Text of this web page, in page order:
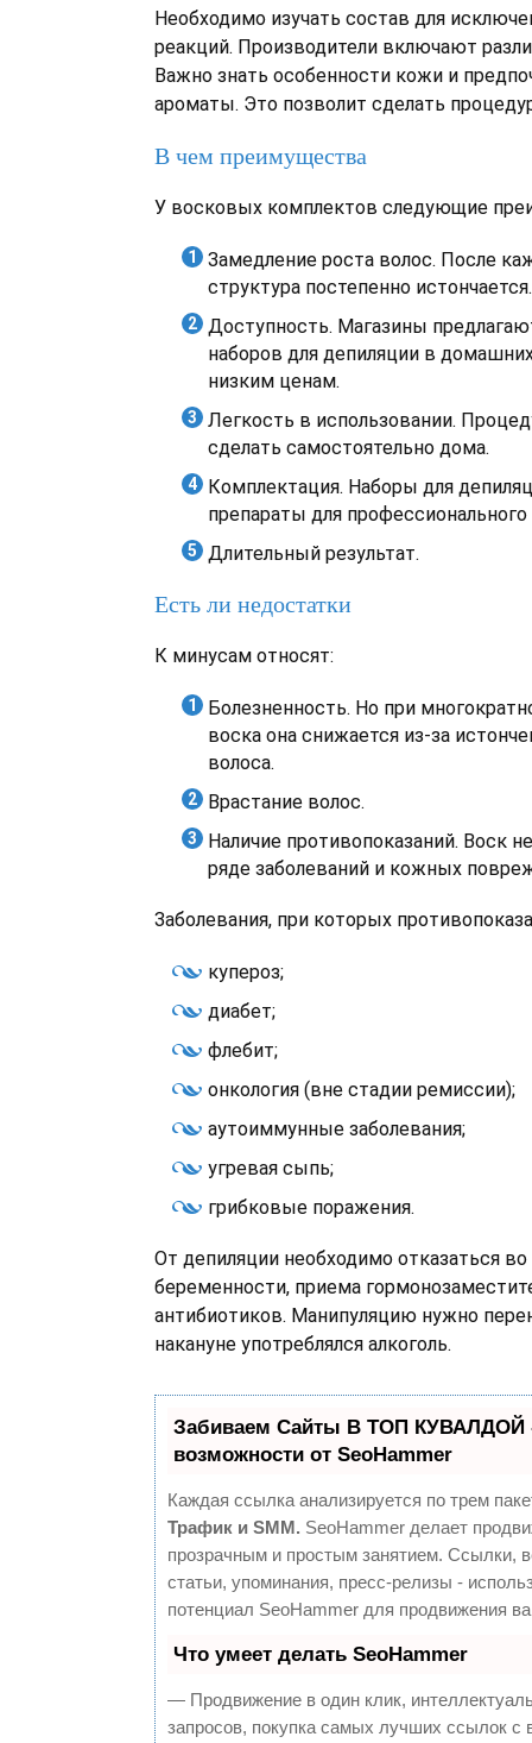
Необходимо изучать состав для
реакций. Производители включают
Важно знать особенности кожи и
ароматы. Это позволит сделать
В чем преимущества
У восковых комплектов следующие
Замедление роста волос. После
структура постепенно истончается.
Доступность. Магазины
наборов для депиляции в
низким ценам.
Легкость в использовании.
сделать самостоятельно дома.
Комплектация. Наборы для
препараты для профессионального
Длительный результат.
Есть ли недостатки
К минусам относят:
Болезненность. Но при
воска она снижается из-за
волоса.
Врастание волос.
Наличие противопоказаний. Воск
ряде заболеваний и кожных
Заболевания, при которых
купероз;
диабет;
флебит;
онкология (вне стадии ремиссии);
аутоиммунные заболевания;
угревая сыпь;
грибковые поражения.
От депиляции необходимо отказаться
беременности, приема
антибиотиков. Манипуляцию нужно
накануне употреблялся алкоголь.
Забиваем Сайты В ТОП КУВАЛДОЙ
возможности от SeoHammer
Каждая ссылка анализируется по трем
Трафик и SMM. SeoHammer делает
прозрачным и простым занятием. Ссылки,
статьи, упоминания, пресс-релизы -
потенциал SeoHammer для продвижения
Что умеет делать SeoHammer
— Продвижение в один клик,
запросов, покупка самых лучших ссылок с